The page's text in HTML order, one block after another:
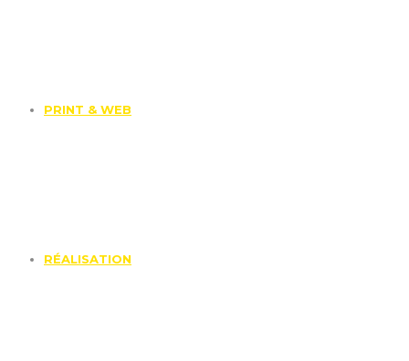
PRINT & WEB
RÉALISATION